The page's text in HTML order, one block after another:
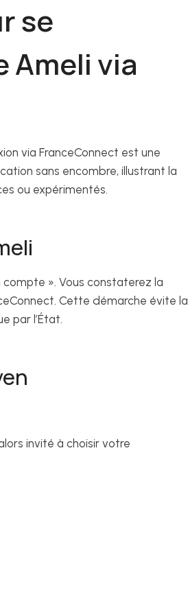
se
Ameli via
via FranceConnect est une
sans encombre, illustrant la
ou expérimentés.
compte ». Vous constaterez la
Cette démarche évite la
par l’État.
invité à choisir votre